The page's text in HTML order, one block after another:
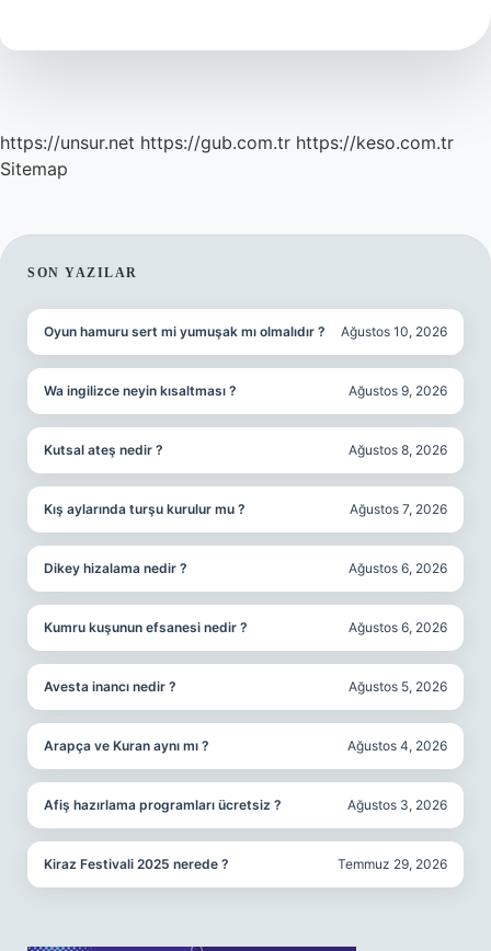
Gevşer
https://unsur.net https://gub.com.tr https://keso.com.tr
Sitemap
SIDEBAR
SON YAZILAR
Oyun hamuru sert mi yumuşak mı olmalıdır ? Ağustos 10, 2026
Wa ingilizce neyin kısaltması ? Ağustos 9, 2026
Kutsal ateş nedir ? Ağustos 8, 2026
Kış aylarında turşu kurulur mu ? Ağustos 7, 2026
Dikey hizalama nedir ? Ağustos 6, 2026
Kumru kuşunun efsanesi nedir ? Ağustos 6, 2026
Avesta inancı nedir ? Ağustos 5, 2026
Arapça ve Kuran aynı mı ? Ağustos 4, 2026
Afiş hazırlama programları ücretsiz ? Ağustos 3, 2026
Kiraz Festivali 2025 nerede ? Temmuz 29, 2026